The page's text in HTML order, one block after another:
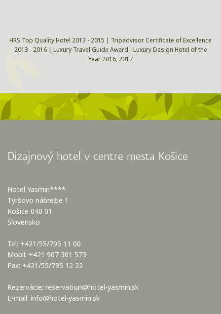
HRS Top Quality Hotel 2013 - 2015 | Tripadvisor Certificate of Excellence
2013 - 2016 | Luxury Travel Guide Award - Luxury Design Hotel of the
Year 2016, 2017
Dizajnový hotel v centre mesta Košice
Hotel Yasmin****
Tyršovo nábrežie 1
Košice 040 01
Slovensko
Tel: +421/55/795 11 00
Mobil: +421 907 301 573
Fax: +421/55/795 12 22
Rezervácie: reservation@hotel-yasmin.sk
E-mail: info@hotel-yasmin.sk